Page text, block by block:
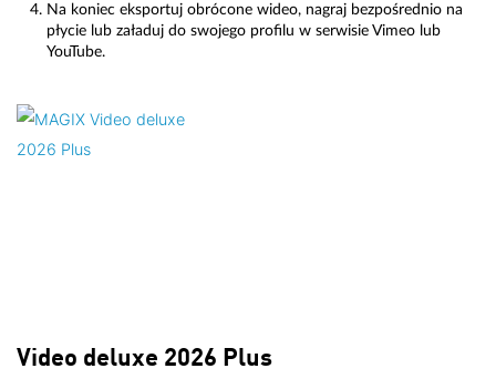
Na koniec eksportuj obrócone wideo, nagraj bezpośrednio na
płycie lub załaduj do swojego profilu w serwisie Vimeo lub
YouTube.
Video deluxe 2026 Plus